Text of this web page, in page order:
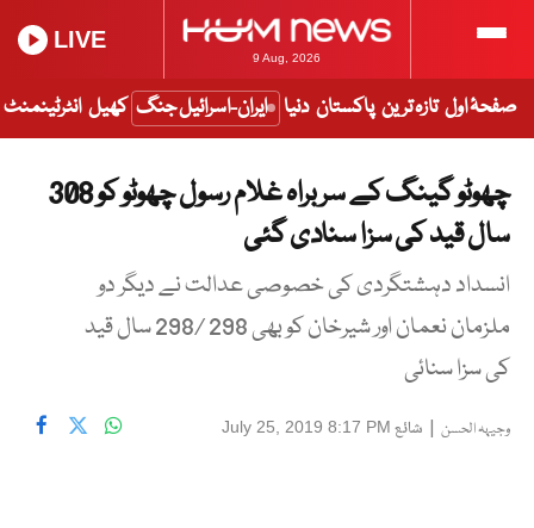
9 Aug, 2026
LIVE
صفحۂ اول تازہ ترین پاکستان دنیا ایران-اسرائیل جنگ کھیل انٹرٹینمنٹ
چھوٹو گینگ کے سربراہ غلام رسول چھوٹو کو 308
سال قید کی سزا سنادی گئی
انسداد دہشتگردی کی خصوصی عدالت نے دیگر دو
ملزمان نعمان اور شیرخان کو بھی 298 /298 سال قید
کی سزا سنائی
وجیہہ الحسن | شائع July 25, 2019 8:17 PM